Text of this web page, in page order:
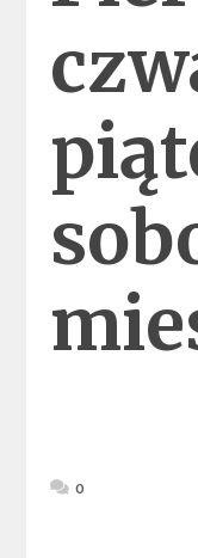
0